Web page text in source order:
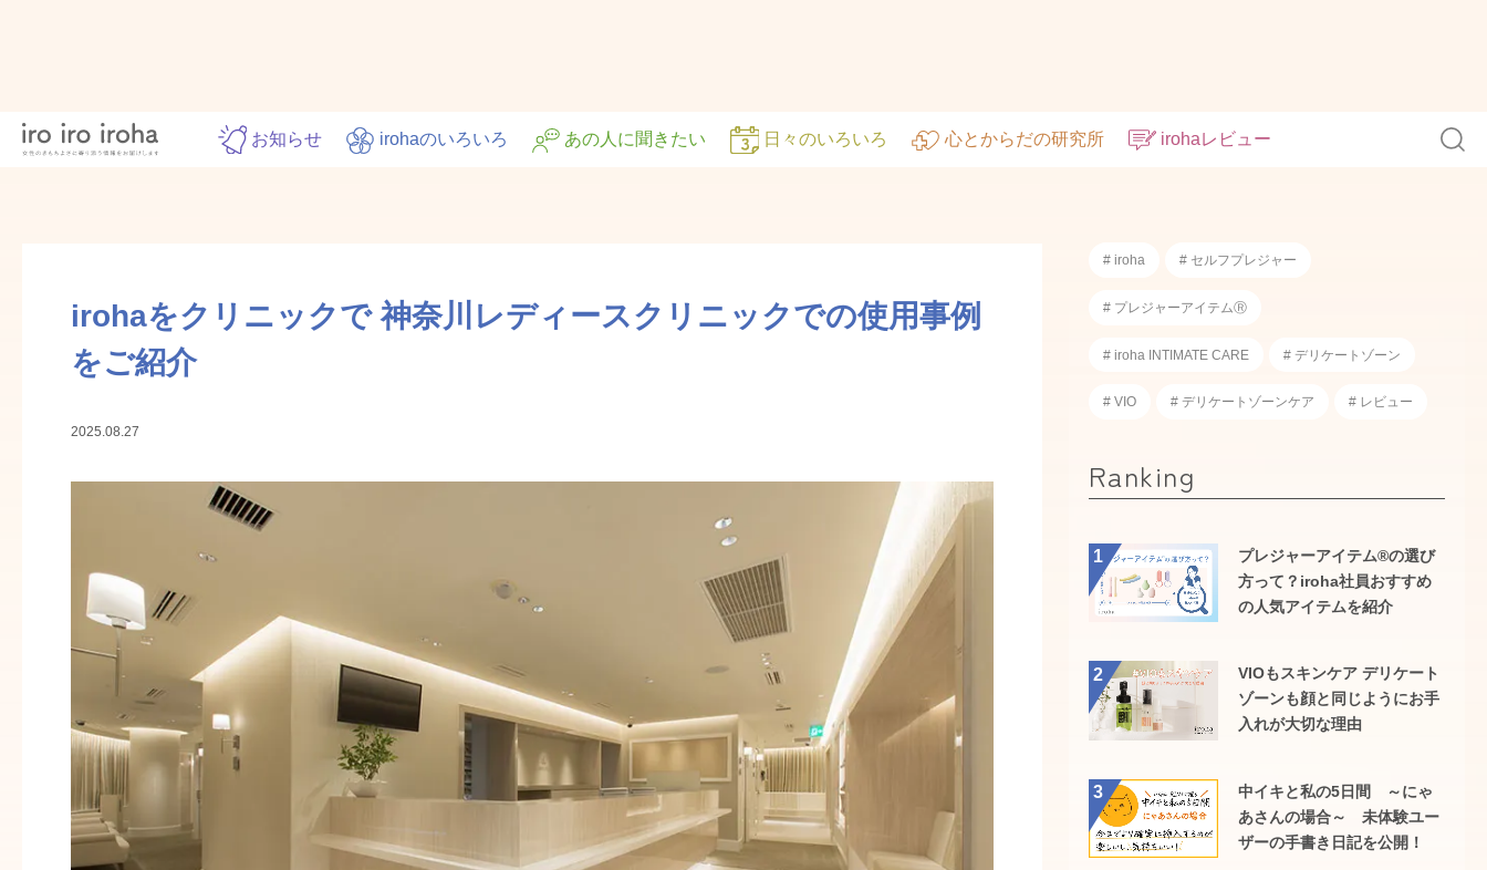
お知らせ irohaのいろいろ あの人に聞きたい 日々のいろいろ 心とからだの研究所 irohaレビュー
irohaをクリニックで 神奈川レディースクリニックでの使用事例
をご紹介
2025.08.27
# iroha # セルフプレジャー
# プレジャーアイテムⓇ
# iroha INTIMATE CARE # デリケートゾーン
# VIO # デリケートゾーンケア # レビュー
Ranking
1
プレジャーアイテム®の選び
方って？iroha社員おすすめ
の人気アイテムを紹介
2
VIOもスキンケア デリケート
ゾーンも顔と同じようにお手
入れが大切な理由
3
中イキと私の5日間 ～にゃ
あさんの場合～ 未体験ユー
ザーの手書き日記を公開！